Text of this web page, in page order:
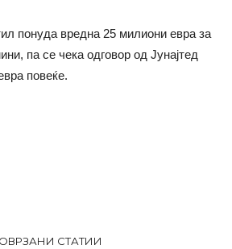
понуда вредна 25 милиони евра за
па се чека одговор од Јунајтед
повеќе.
СТАТИИ